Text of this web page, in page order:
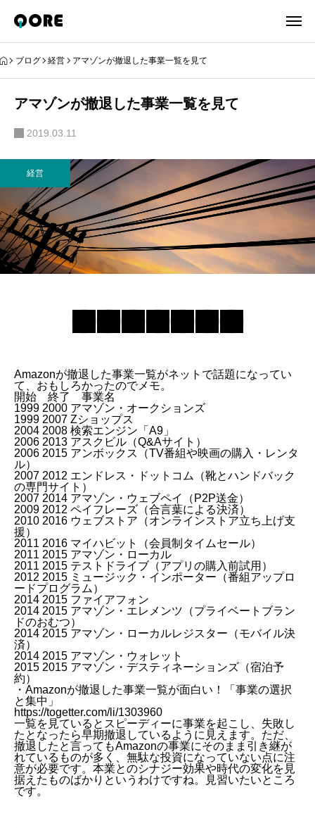
ブログ 経営 アマゾンが撤退した事業一覧を見て
アマゾンが撤退した事業一覧を見て
2019.03.11
経営
Amazonが撤退した事業一覧がネットで話題になってい
て、おもしろかったのでメモ。
開始 終了 事業名
1999 2000 アマゾン・オークションズ
1999 2007 Zショップス
2004 2008 検索エンジン「A9」
2006 2013 アスクビル（Q&Aサイト）
2006 2015 アンボックス（TV番組や映画の購入・レンタ
ル）
2007 2012 エンドレス・ドットコム
（靴とハンドバック
の専門サイト）
2007 2014 アマゾン・ウェブペイ（P2P送金）
2009 2012 ペイフレーズ（合言葉による決済）
2010 2016 ウェブストア（オンラインストア立ち上げ支
援）
2011 2016 マイハビット
（会員制タイムセール）
2011 2015 アマゾン・ローカル
2011 2015 テストドライブ（アプリの購入前試用）
2012 2015 ミュージック・インポーター（番組アップロ
ードプログラム）
2014 2015 ファイアフォン
2014 2015 アマゾン・エレメンツ （プライベートブラン
ドのおむつ）
2014 2015 アマゾン・ローカルレジスター（モバイル決
済）
2014 2015 アマゾン・ウォレット
2015 2015 アマゾン・デスティネーションズ （宿泊予
約）
・Amazonが撤退した事業一覧が面白い！「事業の選択
と集中」
https://togetter.com/li/1303960
一覧を見ているとスピーディーに事業を起こし、失敗し
たとなったら早期撤退しているように見えます。ただ、
撤退したと言ってもAmazonの事業にそのまま引き継が
れているものが多く、無駄な投資になっていない点に注
意が必要です。本業とのシナジー効果や時代の変化を見
据えたものばかりというわけですね。見習いたいところ
です。